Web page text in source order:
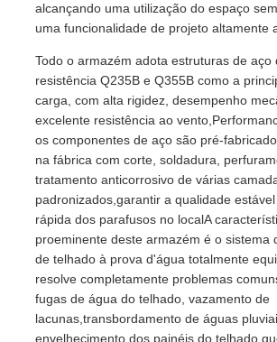
Armazém de estrutura de aço
Oficina de estrutura de aço
Edifício da estrutura de aço
Construção da estrutura de aço
Edifício da estrutura de aço
alcançando uma utilização do espaço
uma funcionalidade de projeto altamente
Todo o armazém adota estruturas de aço
resistência Q235B e Q355B como a
carga, com alta rigidez, desempenho
excelente resistência ao
os componentes de aço são pré-
na fábrica com corte, soldadura,
tratamento anticorrosivo de várias
padronizados,garantir a qualidade
rápida dos parafusos no localA
proeminente deste armazém é o sistema
de telhado à prova d'água totalmente
resolve completamente problemas
fugas de água do telhado, vazamento de
lacunas,transbordamento de águas
envelhecimento dos painéis do telhado